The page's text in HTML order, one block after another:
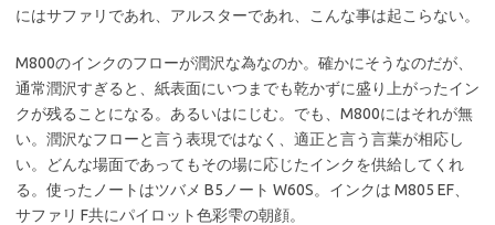
にはサファリであれ、アルスターであれ、こんな事は起こらない。
M800のインクのフローが潤沢な為なのか。確かにそうなのだが、
通常潤沢すぎると、紙表面にいつまでも乾かずに盛り上がったイン
クが残ることになる。あるいはにじむ。でも、M800にはそれが無
い。潤沢なフローと言う表現ではなく、適正と言う言葉が相応し
い。どんな場面であってもその場に応じたインクを供給してくれ
る。使ったノートはツバメ B5ノート W60S。インクは M805 EF、
サファリ F共にパイロット色彩雫の朝顔。